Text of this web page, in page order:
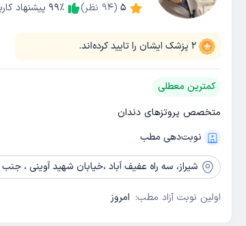
5
(
94 نظر) 99٪ پیشنهاد
2 پزشک ایشان را تایید کرده‌اند.
کمترین معطلی
متخصص پروتزهای دندان
نوبت‌دهی مطب
شیراز، سه راه عفیف آباد ،خیابان شهید آوینی ، جنب
اولین نوبت آزاد مطب: امروز